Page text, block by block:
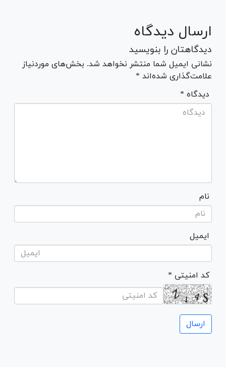
ارسال دیدگاه
دیدگاهتان را بنویسید
نشانی ایمیل شما منتشر نخواهد شد. بخش‌های موردنیاز
علامت‌گذاری شده‌اند *
* دیدگاه
نام
ایمیل
* کد امنیتی